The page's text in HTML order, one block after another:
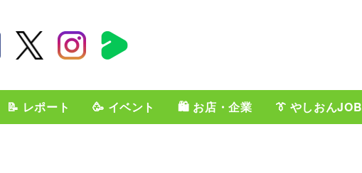
📝 レポート 🥳 イベント 🛍️ お店・企業 👔 やしおんJOB